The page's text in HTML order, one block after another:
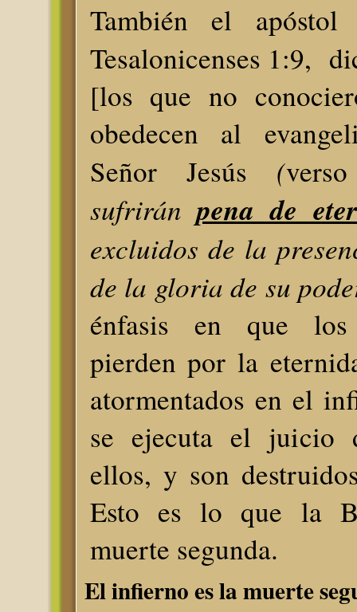
También el
Tesalonicenses 1:9,
[los que no
obedecen al
Señor Jesús (
sufriránpena de
excluidos de la
de la gloria de su
énfasis en que los
pierden por la
atormentados en el
se ejecuta el juicio
ellos, y son
Esto es lo que la
muerte segunda.
El infierno es la muerte